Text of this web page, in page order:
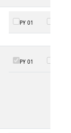
PY 01
PY 01